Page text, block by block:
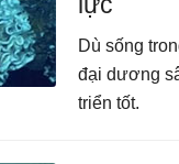
Dù sống
đại dương
triển tốt.